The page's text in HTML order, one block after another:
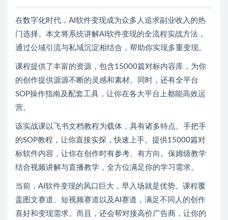
在数字化时代，AI软件变现成为众多人追求副业收入的热
门选择。本文将系统讲解AI软件变现的全流程实战方法，
通过公域引流与私域沉淀相结合，帮助你实现多重变现。
课程提供了丰富的资源，包含15000篇对标内容库，为你
的创作提供源源不断的灵感和素材。同时，还有全平台
SOP操作指南及配套工具，让你在各大平台上都能高效运
营。
该实战课以飞书文档教程为载体，具有诸多特点。手把手
的SOP教程，让你直接实探，快速上手。提供15000篇对
标软件内容，让你在创作时有参考、有方向。保姆级教学
结合视频讲解与直播教学，全方位满足你的学习需求。
当前，AI软件变现的风口巨大，早入场就是优势。课程覆
盖图文赛道、短视频赛道以及AI赛道，满足不同人的创作
喜好和变现需求。而且，还会帮对接高价广告商，让你的